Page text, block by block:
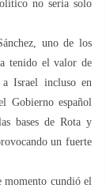
no sería solo
uno de los
tenido el valor de
Israel incluso en
Gobierno español
bases de Rota y
un fuerte
momento cundió el